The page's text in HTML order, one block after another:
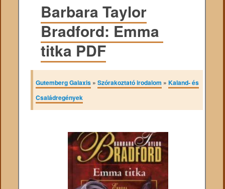
Barbara Taylor
Bradford: Emma ​
titka PDF
Gutemberg Galaxis »Szórakoztató irodalom »Kaland- és
Családregények